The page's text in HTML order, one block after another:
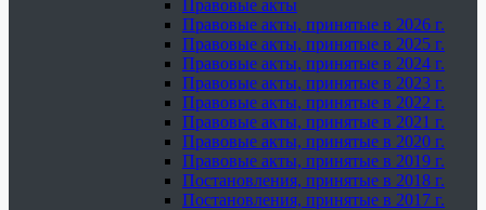
Правовые акты
Правовые акты, принятые в 2026 г.
Правовые акты, принятые в 2025 г.
Правовые акты, принятые в 2024 г.
Правовые акты, принятые в 2023 г.
Правовые акты, принятые в 2022 г.
Правовые акты, принятые в 2021 г.
Правовые акты, принятые в 2020 г.
Правовые акты, принятые в 2019 г.
Постановления, принятые в 2018 г.
Постановления, принятые в 2017 г.